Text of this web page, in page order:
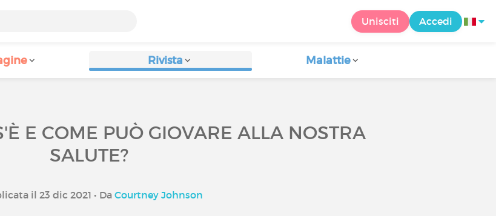
Unisciti Accedi
Rivista Malattie
E COME PUÒ GIOVARE ALLA NOSTRA
SALUTE?
il 23 dic 2021 • Da Courtney Johnson